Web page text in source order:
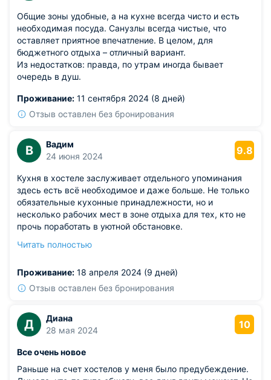
Общие зоны удобные, а на кухне всегда чисто и есть
необходимая посуда. Санузлы всегда чистые, что
оставляет приятное впечатление. В целом, для
бюджетного отдыха – отличный вариант.
Из недостатков: правда, по утрам иногда бывает
очередь в душ.
Проживание: 11 сентября 2024 (8 дней)
Отзыв оставлен без бронирования
В
Вадим
24 июня 2024
9.8
Кухня в хостеле заслуживает отдельного упоминания
здесь есть всё необходимое и даже больше. Не только
обязательные кухонные принадлежности, но и
несколько рабочих мест в зоне отдыха для тех, кто не
прочь поработать в уютной обстановке.
сервиса и комфорта оказался выше ожиданий.
для комфортного и приятного отдыха в самом сердце
города!
Читать полностью
Проживание: 18 апреля 2024 (9 дней)
Отзыв оставлен без бронирования
Д
Диана
28 мая 2024
10
Все очень новое
Раньше на счет хостелов у меня было предубеждение.